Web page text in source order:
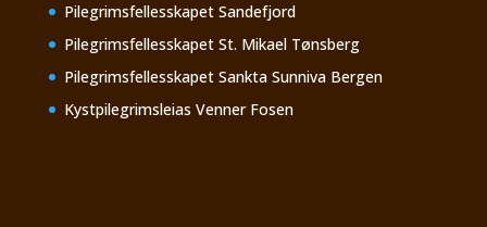
Pilegrimsfellesskapet Sandefjord
Pilegrimsfellesskapet St. Mikael Tønsberg
Pilegrimsfellesskapet Sankta Sunniva Bergen
Kystpilegrimsleias Venner Fosen